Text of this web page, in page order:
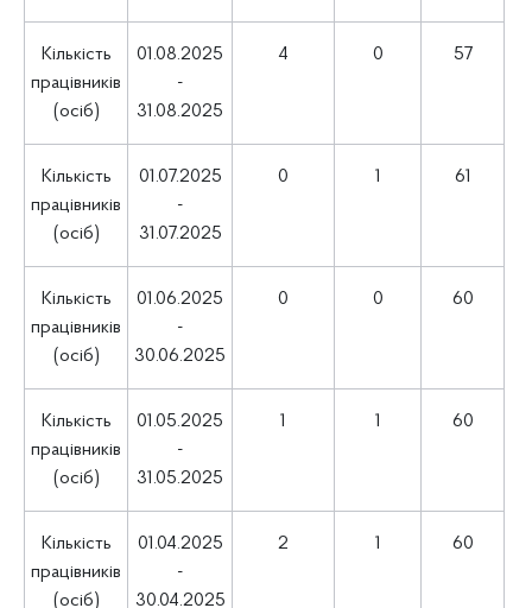
Кількість
працівників
(осіб)
01.08.2025
-
31.08.2025
4 0 57
Кількість
працівників
(осіб)
01.07.2025
-
31.07.2025
0 1 61
Кількість
працівників
(осіб)
01.06.2025
-
30.06.2025
0 0 60
Кількість
працівників
(осіб)
01.05.2025
-
31.05.2025
1 1 60
Кількість
працівників
(осіб)
01.04.2025
-
30.04.2025
2 1 60